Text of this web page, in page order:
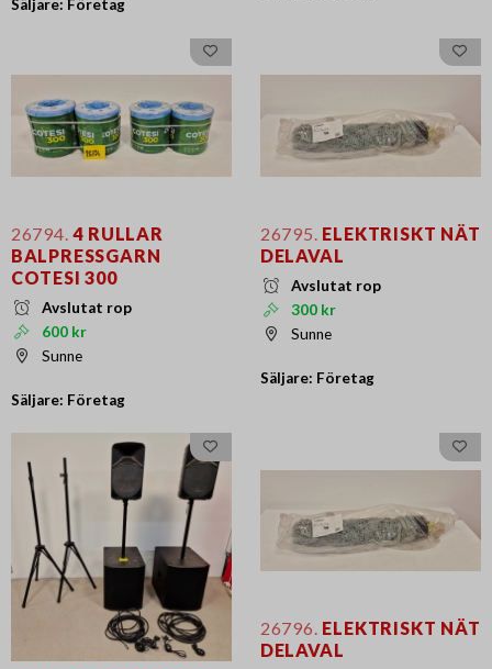
Säljare: Företag
26794. 4 RULLAR
BALPRESSGARN
COTESI 300
Avslutat rop
600 kr
Sunne
Säljare: Företag
26795. ELEKTRISKT NÄT
DELAVAL
Avslutat rop
300 kr
Sunne
Säljare: Företag
26796. ELEKTRISKT NÄT
DELAVAL